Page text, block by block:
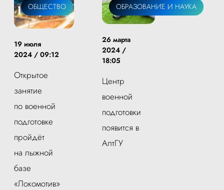
ОБЩЕСТВО
19 июля
2024 / 09:12
Открытое
занятие
по военной
подготовке
пройдёт
на лыжной
базе
«Локомотив»
ОБРАЗОВАНИЕ И НАУКА
26 марта
2024 /
18:05
Центр
военной
подготовки
появится в
АлтГУ